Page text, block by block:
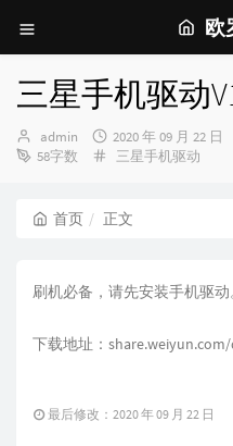
欧
三星手机驱动
博
主：
admin
发
布
2020 年 09 月 22 日
58字数
分
三星手机驱动
首页 正文
刷机必备，请先安装手机驱动
下载地址：
最后修改：2020 年 09 月 22 日